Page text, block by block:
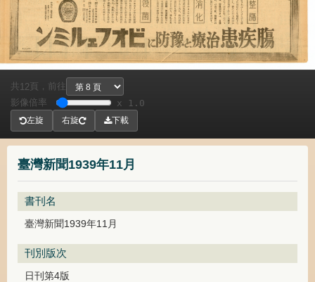
臺灣新聞1939年11月
書刊名
臺灣新聞1939年11月
刊別版次
日刊第4版
共 12頁， 前往
影像倍率
x 1.0
左旋 右旋 下載